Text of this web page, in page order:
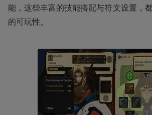
能，这些丰富的技能搭配与符文设置，
的可玩性。